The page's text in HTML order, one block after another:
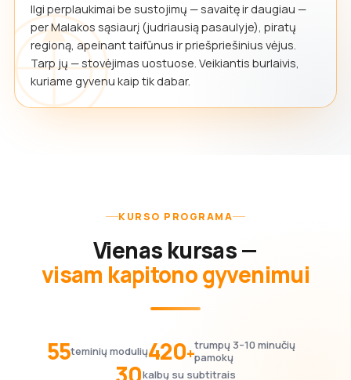
Ilgi perplaukimai be sustojimų — savaitę ir daugiau —
per Malakos sąsiaurį (judriausią pasaulyje), piratų
regioną, apeinant taifūnus ir priešpriešinius vėjus.
Tarp jų — stovėjimas uostuose. Veikiantis burlaivis,
kuriame gyvenu kaip tik dabar.
KURSO PROGRAMA
Vienas kursas —
visam kapitono gyvenimui
55teminių modulių420+trumpų 3–10 minučių
pamokų
kalbų su subtitrais